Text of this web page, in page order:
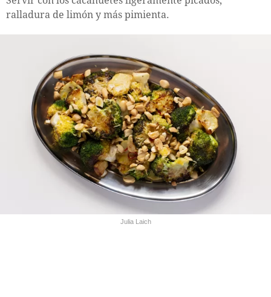
ralladura de limón y más pimienta.
Julia Laich